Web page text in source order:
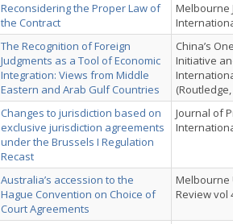
Reconsidering the Proper Law of
the Contract
Melbourne
The Recognition of Foreign
Judgments as a Tool of Economic
Integration: Views from Middle
Eastern and Arab Gulf Countries
China’s
Initiative
(Routledge,
Changes to jurisdiction based on
exclusive jurisdiction agreements
under the Brussels I Regulation
Recast
Journal of
Australia’s accession to the
Hague Convention on Choice of
Court Agreements
Melbourne
Review vol